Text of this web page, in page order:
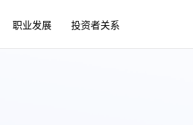
职业发展 投资者关系